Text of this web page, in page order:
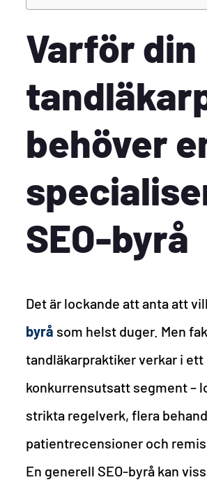
Varför din
behöver
SEO-byrå
Det är lockande att anta att
byrå som helst duger. Men
tandläkarpraktiker verkar i
konkurrensutsatt segment –
strikta regelverk, flera
patientrecensioner och
En generell SEO-byrå kan